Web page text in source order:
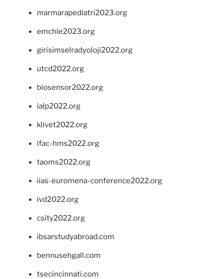
marmarapediatri2023.org
emchie2023.org
girisimselradyoloji2022.org
utcd2022.org
biosensor2022.org
ialp2022.org
klivet2022.org
ifac-hms2022.org
taoms2022.org
iias-euromena-conference2022.org
ivd2022.org
csity2022.org
ibsarstudyabroad.com
bennusehgall.com
tsecincinnati.com